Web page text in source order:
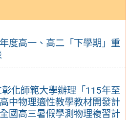
度高一、高二「下學期」重
化師範大學辦理「115年至
中物理適性教學教材開發計
國高三暑假學測物理複習計